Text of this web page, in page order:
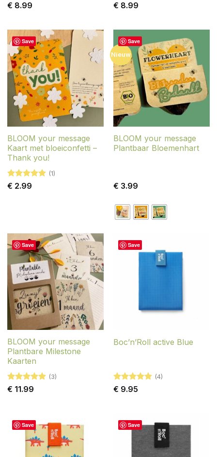
€ 8.99
€ 8.99
Save
BLOOM your message
Kaart met bloeiconfetti –
Thank you!
Gewaardeerd
(1)
€ 2.99
Save
Nieuw
BLOOM your message
Plantbaar Bloemenhart
€ 3.99
Save
BLOOM your message
Plantbare Milestone
Kaarten
Gewaardeerd
(3)
€ 11.99
Save
Boc’n’Roll active Blue
Gewaardeerd
(4)
€ 9.95
Save Save